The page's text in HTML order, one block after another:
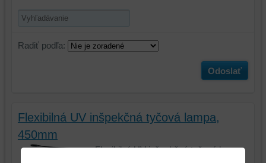
Radiť podľa:
Odoslať
Flexibilná UV inšpekčná tyčová lampa,
450mm
Flexibilná UV inšpekčná tyčová lampa,